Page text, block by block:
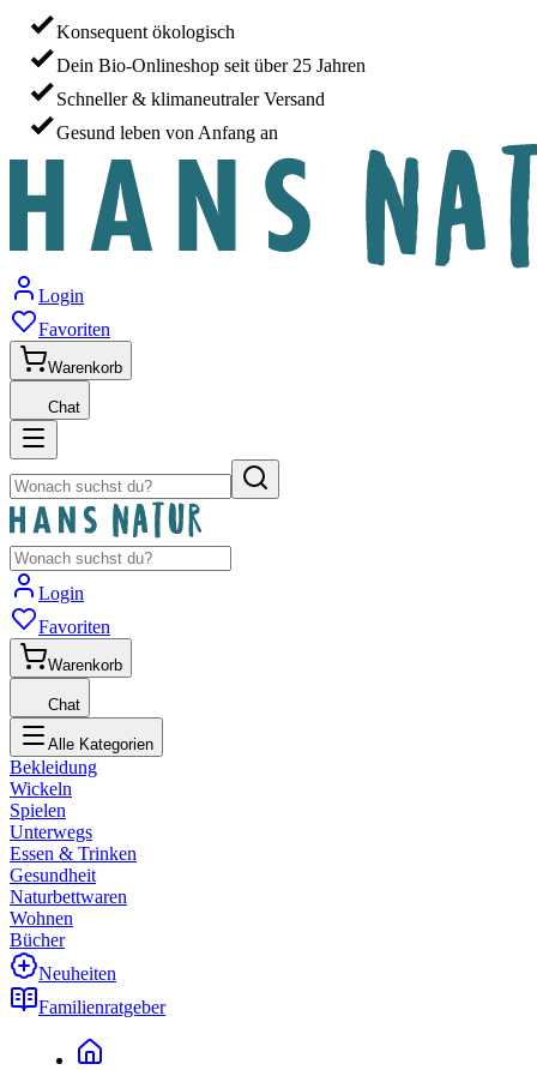
Konsequent ökologisch
Dein Bio-Onlineshop seit über 25 Jahren
Schneller & klimaneutraler Versand
Gesund leben von Anfang an
Login
Favoriten
Warenkorb
Chat
Login
Favoriten
Warenkorb
Chat
Alle Kategorien
Bekleidung
Wickeln
Spielen
Unterwegs
Essen & Trinken
Gesundheit
Naturbettwaren
Wohnen
Bücher
Neuheiten
Familienratgeber